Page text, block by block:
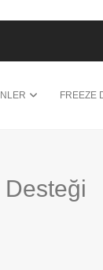
FREEZE
Desteği